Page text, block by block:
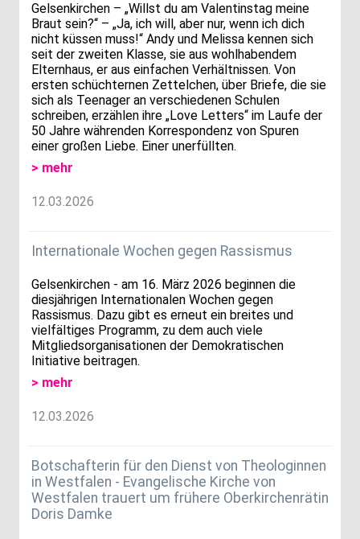
Gelsenkirchen – „Willst du am Valentinstag meine
Braut sein?“ – „Ja, ich will, aber nur, wenn ich dich
nicht küssen muss!“ Andy und Melissa kennen sich
seit der zweiten Klasse, sie aus wohlhabendem
Elternhaus, er aus einfachen Verhältnissen. Von
ersten schüchternen Zettelchen, über Briefe, die sie
sich als Teenager an verschiedenen Schulen
schreiben, erzählen ihre „Love Letters“ im Laufe der
50 Jahre währenden Korrespondenz von Spuren
einer großen Liebe. Einer unerfüllten.
> mehr
12.03.2026
Internationale Wochen gegen Rassismus
Gelsenkirchen - am 16. März 2026 beginnen die
diesjährigen Internationalen Wochen gegen
Rassismus. Dazu gibt es erneut ein breites und
vielfältiges Programm, zu dem auch viele
Mitgliedsorganisationen der Demokratischen
Initiative beitragen.
> mehr
12.03.2026
Botschafterin für den Dienst von Theologinnen
in Westfalen - Evangelische Kirche von
Westfalen trauert um frühere Oberkirchenrätin
Doris Damke